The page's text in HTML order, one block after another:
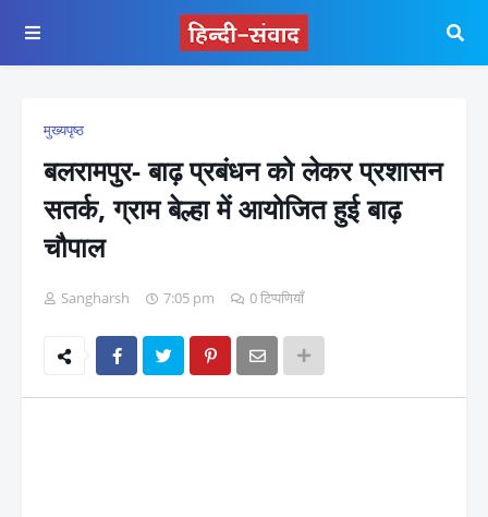
मुख्यपृष्ठ
बलरामपुर- बाढ़ प्रबंधन को लेकर प्रशासन
सतर्क, ग्राम बेल्हा में आयोजित हुई बाढ़
चौपाल
Sangharsh 7:05 pm 0 टिप्पणियाँ